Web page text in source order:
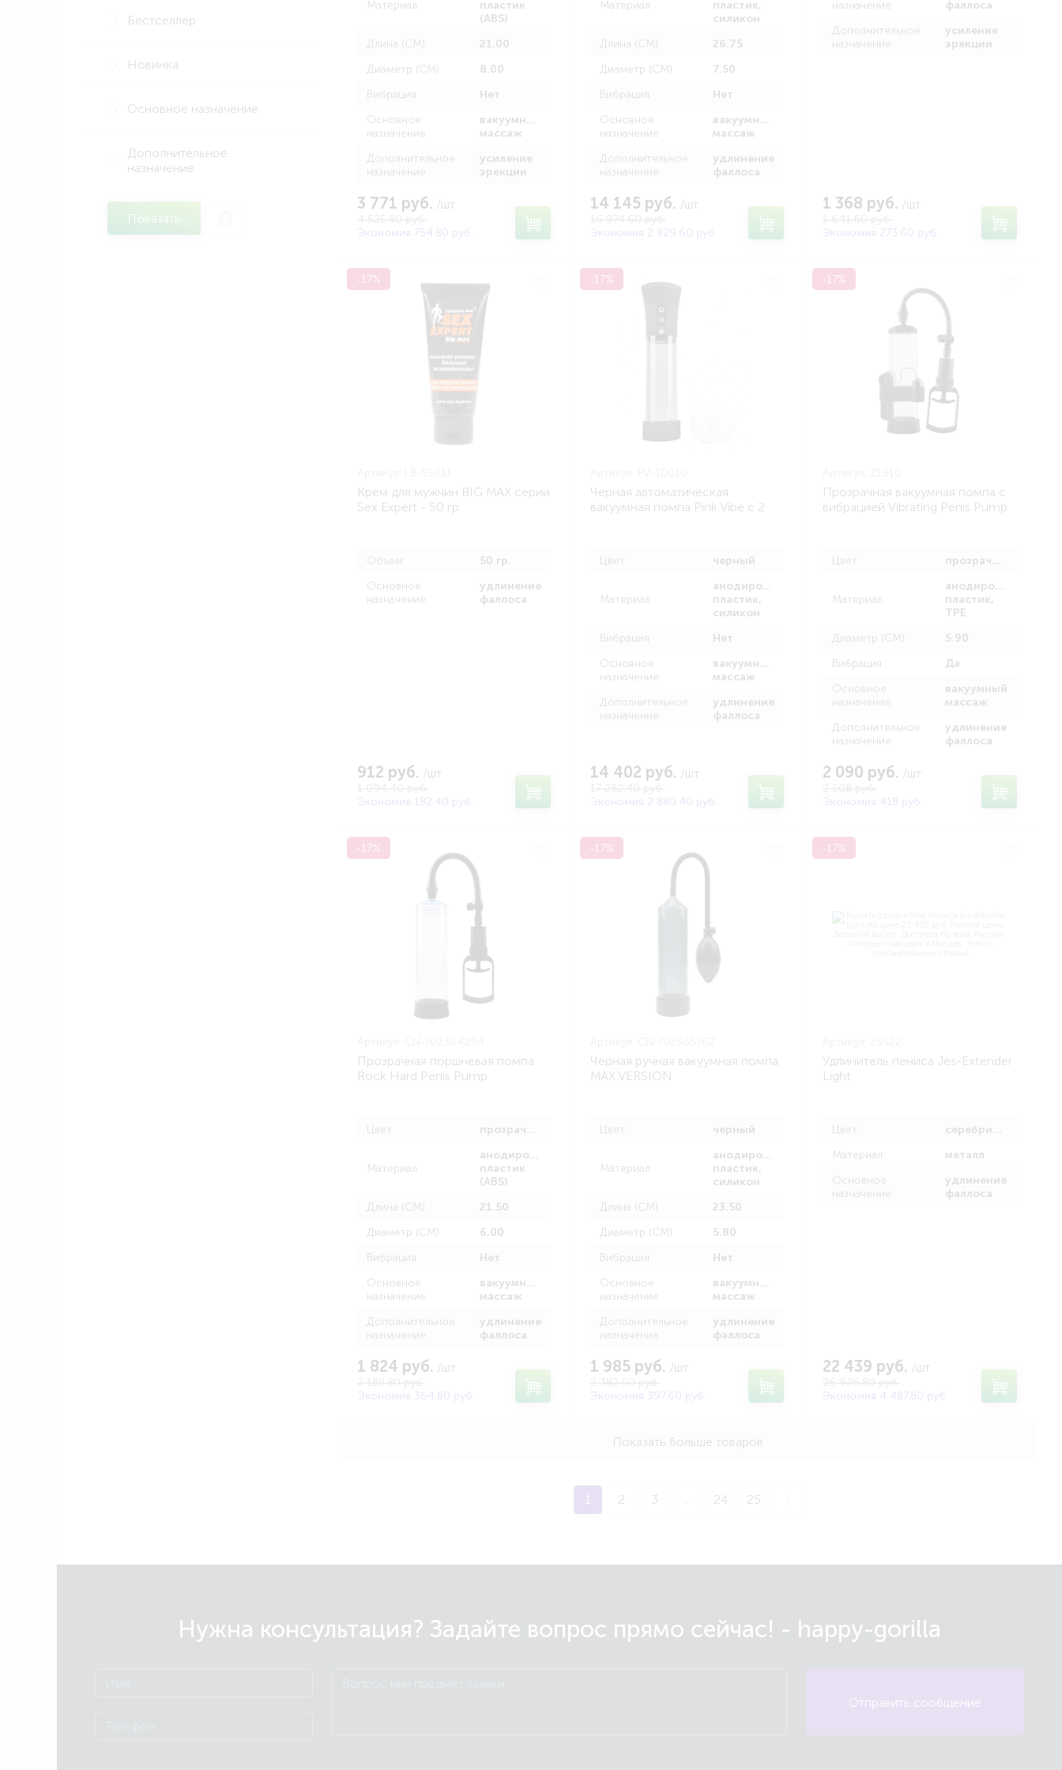
Бестселлер
Новинка
Основное назначение
Дополнительное
назначение
Показать
Материал
пластик
(ABS)
Длина (СМ)
21.00
Диаметр (СМ)
8.00
Вибрация
Нет
Основное
назначение
вакуумный
массаж
Дополнительное
назначение
усиление
эрекции
3 771 руб. /шт
4 525.80 руб.
Экономия 754.80 руб.
Материал
пластик,
силикон
Длина (СМ)
26.75
Диаметр (СМ)
7.50
Вибрация
Нет
Основное
назначение
вакуумный
массаж
Дополнительное
назначение
удлинение
фаллоса
14 145 руб. /шт
16 974.60 руб.
Экономия 2 829.60 руб.
назначение
фаллоса
Дополнительное
назначение
усиление
эрекции
1 368 руб. /шт
1 641.60 руб.
Экономия 273.60 руб.
-17%
Крем для мужчин BIG MAX серии
Sex Expert - 50 гр.
Объем
50 гр.
Основное
назначение
удлинение
фаллоса
912 руб. /шт
1 094.40 руб.
Экономия 182.40 руб.
-17%
Черная автоматическая
вакуумная помпа Pink Vibe с 2
Цвет черный
Материал
анодированный
пластик,
силикон
Вибрация
Нет
Основное
назначение
вакуумный
массаж
Дополнительное
назначение
удлинение
фаллоса
14 402 руб. /шт
17 282.40 руб.
Экономия 2 880.40 руб.
-17%
Прозрачная вакуумная помпа с
вибрацией Vibrating Penis Pump
Цвет прозрачный
Материал
анодированный
пластик,
TPE
Диаметр (СМ)
5.90
Вибрация
Да
Основное
назначение
вакуумный
массаж
Дополнительное
назначение
удлинение
фаллоса
2 090 руб. /шт
2 508 руб.
Экономия 418 руб.
-17%
Прозрачная поршневая помпа
Rock Hard Penis Pump
Цвет прозрачный
Материал
анодированный
пластик
(ABS)
Длина (СМ)
21.50
Диаметр (СМ)
6.00
Вибрация
Нет
Основное
назначение
вакуумный
массаж
Дополнительное
назначение
удлинение
фаллоса
1 824 руб. /шт
2 188.80 руб.
Экономия 364.80 руб.
-17%
Черная ручная вакуумная помпа
MAX VERSION
Цвет черный
Материал
анодированный
пластик,
силикон
Длина (СМ)
23.50
Диаметр (СМ)
5.80
Вибрация
Нет
Основное
назначение
вакуумный
массаж
Дополнительное
назначение
удлинение
фаллоса
1 985 руб. /шт
2 382.60 руб.
Экономия 397.60 руб.
-17%
Удлинитель пениса Jes-Extender
Light
Цвет
серебристый
Материал
металл
Основное
назначение
удлинение
фаллоса
22 439 руб. /шт
26 926.80 руб.
Экономия 4 487.80 руб.
Показать больше товаров
1 2 3 ... 24 25
Нужна консультация? Задайте вопрос прямо сейчас! - happy-gorilla
Отправить сообщение